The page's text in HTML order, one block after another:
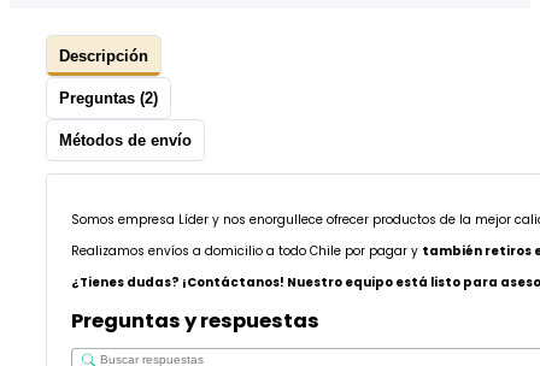
Descripción
Preguntas (2)
Métodos de envío
Somos empresa Líder y nos enorgullece ofrecer productos de la mejor
Realizamos envíos a domicilio a todo Chile por pagar y también retiros
¿Tienes dudas? ¡Contáctanos! Nuestro equipo está listo para
Preguntas y respuestas